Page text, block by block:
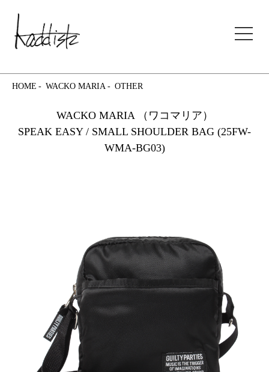
kaddish development store
HOME WACKO MARIA OTHER
WACKO MARIA （ワコマリア）
SPEAK EASY / SMALL SHOULDER BAG (25FW-
WMA-BG03)